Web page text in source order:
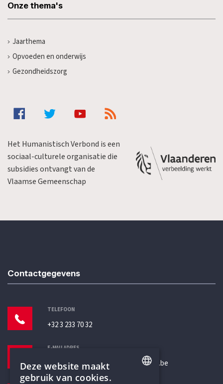
Onze thema's
Jaarthema
Opvoeden en onderwijs
Gezondheidszorg
Het Humanistisch Verbond is een
sociaal-culturele organisatie die
subsidies ontvangt van de
Vlaamse Gemeenschap
Contactgegevens
TELEFOON
+32 3 233 70 32
E-MAILADRES
secretariaat@humanistischverbond.be
Deze website maakt
gebruik van cookies.